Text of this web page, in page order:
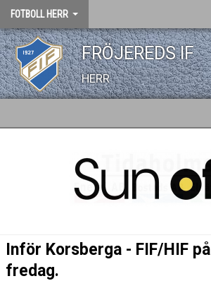
FOTBOLL HERR
FRÖJEREDS IF
HERR
BILDGALLERI
Inför Korsberga - FIF/HIF på
fredag.